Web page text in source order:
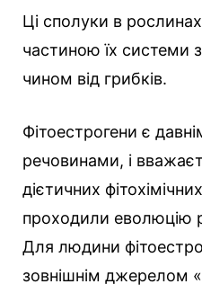
Ці сполуки в
частиною їх системи
чином від грибків.
Фітоестрогени є
речовинами, і
дієтичних
проходили еволюцію
Для людини
зовнішнім джерелом